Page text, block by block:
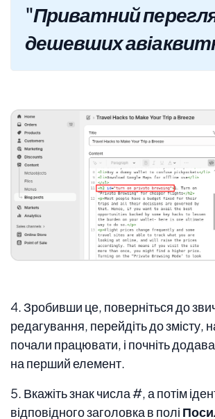
"Приватний
дешевших
4. Зробивши це, поверніться до
редагування, перейдіть до змісту,
почали працювати, і почніть
на перший елемент.
5. Вкажіть знак числа #, а потім
відповідного заголовка в полі